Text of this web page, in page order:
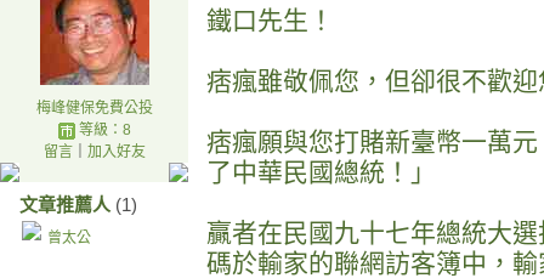
梅峰健保免費公投
等級：8
留言｜ 加入好友
文章推薦人 (1)
曾太公
鐵口先生！
痞瘋雖敬佩您，但卻很不歡
痞瘋願與您打賭新臺幣一萬
了中華民國總統！」
贏者在民國九十七年總統大
碼於輸家的聯網訪客簿中，